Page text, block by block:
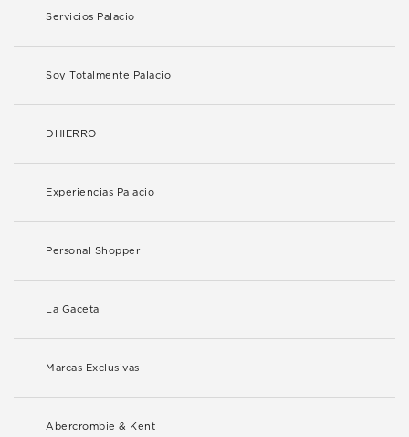
Servicios Palacio
Soy Totalmente Palacio
DHIERRO
Experiencias Palacio
Personal Shopper
La Gaceta
Marcas Exclusivas
Abercrombie & Kent